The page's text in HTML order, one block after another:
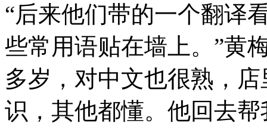
“后来他们带的一个翻译
些常用语贴在墙上。”黄
多岁，对中文也很熟，
识，其他都懂。他回去